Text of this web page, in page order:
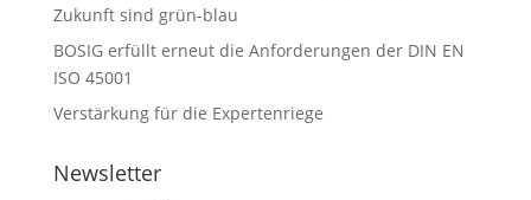
Zukunft sind grün-blau
BOSIG erfüllt erneut die Anforderungen der DIN EN
ISO 45001
Verstärkung für die Expertenriege
Newsletter